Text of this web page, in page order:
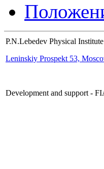
P.N.Lebedev Physical
Leninskiy Prospekt 53,
Development and support -